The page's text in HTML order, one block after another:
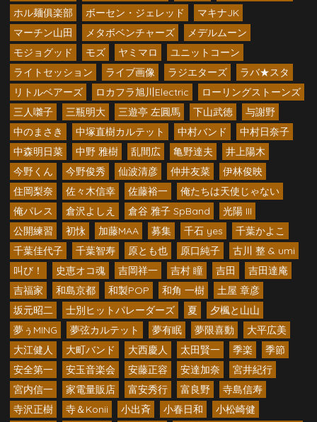
ホル麺俱楽部
ボーセン・ジェレッド
マキナJK
マーチン山田
メタボベンチャーズ
メデルムーン
モジョグッド
モズ ヤミマロ
ユニットコーン
ライトセッション
ライブ画像 ラジエターズ
ラバ★スタ
リトルベアーズ
ロカフラ旭川Electric
ローリングストーンズ
三人囃子
三瓶明大 三遊亭 左圓馬 下山武徳
与謝野
中のまさき
中塚直樹カルテット 中村バンド
中村日奈子
中森明日菜
中野 雅樹 乱間広 亀野達夫
井上陽木
今野くん
今野俊秀 仙波清彦 仲井友菜
伊林俊映
住岡梨奈
佐々木信幸 佐藤裕一
俺たちは天使じゃない
俺パレス
倉沢よしえ 倉谷 雅子 SpBand
光陽 III
公開練習
初怺 加藤MAA 募集 千石 yes
千葉かよこ
千葉佳代子
千葉智寿 原とも也 原口純子
古川 整 & umi
叫び！
史恵オコ魂 吉岡祥一 吉村 瞳 吉田
吉田達庵
吉福家
和島京都 和製POP 和角 一樹
土屋 章彦
坂元昭二
士別ヒットパレーダーズ 夏
夕楓と山山
夢ぅMING
夢弦カルテット 夢有眠 夢限喜動
大平広美
大江健人
大町バンド 大西慶人 太田賢一 季楽
季節
安全第一
安玉音楽会 安藤正容 安達加奈
宮井紀行
宮内信一
家電量販店 富安秀行 富良野
寺島信寿
寺沢正樹
寺＆Konii 小出斉 小春日和
小松崎健